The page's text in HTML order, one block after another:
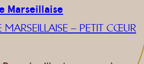
Marseillaise
MARSEILLAISE – PETIT CŒUR